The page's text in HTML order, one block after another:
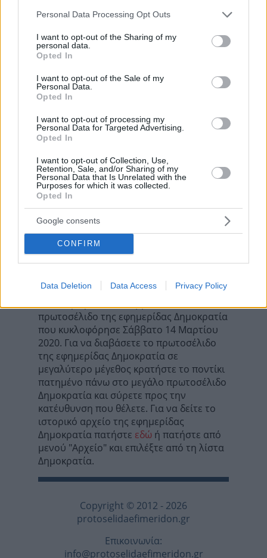
Please note that this website/app uses one or more Google
not limited to your visit or usage behaviour. You may click to
grant or deny consent to Google and its third-party tags to
use your data for below specified purposes in below Google
consent section.
Personal Data Processing Opt Outs
I want to opt-out of the Sharing of my
personal data.
Opted In
I want to opt-out of the Sale of my
Personal Data.
Opted In
I want to opt-out of processing my
Personal Data for Targeted Advertising.
Opted In
I want to opt-out of Collection, Use,
Retention, Sale, and/or Sharing of my
Personal Data that Is Unrelated with the
Purposes for which it was collected.
Opted In
Google consents
CONFIRM
Data Deletion Data Access Privacy Policy
Ελεύθερος Τύπος
Τα σχόλια έχουν απενεργοποιηθεί για
Σε αυτή τη σελίδα θα βρείτε το
πρωτοσέλιδο της εφημερίδας Δημοκρατία
που κυκλοφόρησε Σάββατο 14 Μαρτίου
2020. Για να διαβάσετε το πρωτοσέλιδο
της εφημερίδας Δημοκρατία σε
μεγαλύτερο μέγεθος κρατήστε το ποντίκι
πατημένο πάνω στο μεγάλο πρωτοσέλιδο
Δημοκρατία και σύρετε προς την
κατέυθυνση που θέλετε. Για να δείτε το
ιστορικό αρχείο της εφημερίδας
Δημοκρατία πατήστε εδώ ή πατήστε από
μενού "Αρχείο" και επιλέξτε από τη λίστα
Δημοκρατία.
Copyright © 2012 - 2026
protoselidaefimeridon.gr
Επικοινωνία:
info@protoselidaefimeridon.gr